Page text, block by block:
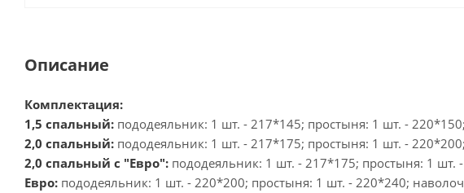
Описание
Комплектация:
1,5 спальный: пододеяльник: 1 шт. - 217*145; простыня: 1 шт. -
2,0 спальный: пододеяльник: 1 шт. - 217*175; простыня: 1 шт. -
2,0 спальный с "Евро": пододеяльник: 1 шт. - 217*175; простыня: 1 шт.
Евро: пододеяльник: 1 шт. - 220*200; простыня: 1 шт. - 220*240;